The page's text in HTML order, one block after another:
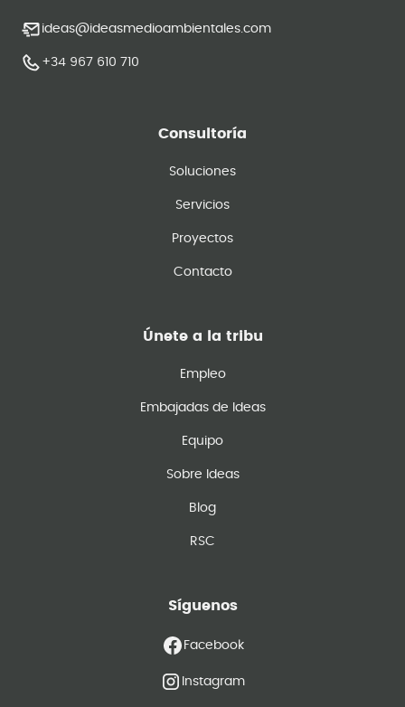
ideas@ideasmedioambientales.com
+34 967 610 710
Consultoría
Soluciones
Servicios
Proyectos
Contacto
Únete a la tribu
Empleo
Embajadas de Ideas
Equipo
Sobre Ideas
Blog
RSC
Síguenos
Facebook
Instagram